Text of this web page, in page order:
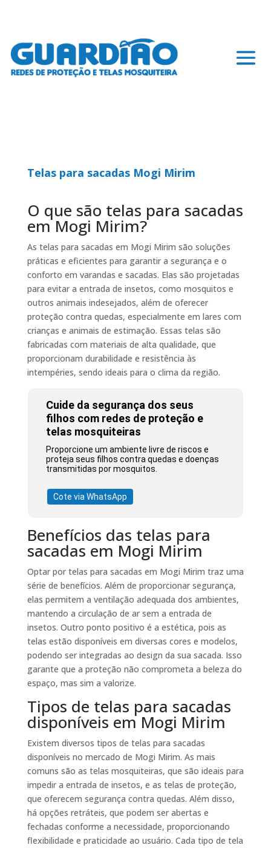
Telas para sacadas Mogi Mirim
O que são telas para sacadas
em Mogi Mirim?
As telas para sacadas em Mogi Mirim são soluções
práticas e eficientes para garantir a segurança e o
conforto em varandas e sacadas. Elas são projetadas
para evitar a entrada de insetos, como mosquitos e
outros animais indesejados, além de oferecer
proteção contra quedas, especialmente em lares com
crianças e animais de estimação. Essas telas são
fabricadas com materiais de alta qualidade, que
proporcionam durabilidade e resistência às
intempéries, sendo ideais para o clima da região.
Cuide da segurança dos seus
filhos com redes de proteção e
telas mosquiteiras
Proporcione um ambiente livre de riscos e
proteja seus filhos contra quedas e doenças
transmitidas por mosquitos.
Cote via WhatsApp
Benefícios das telas para
sacadas em Mogi Mirim
Optar por telas para sacadas em Mogi Mirim traz uma
série de benefícios. Além de proporcionar segurança,
elas permitem a ventilação adequada dos ambientes,
mantendo a circulação de ar sem a entrada de
insetos. Outro ponto positivo é a estética, pois as
telas estão disponíveis em diversas cores e modelos,
podendo ser integradas ao design da sua sacada. Isso
garante que a proteção não comprometa a beleza do
espaço, mas sim a valorize.
Tipos de telas para sacadas
disponíveis em Mogi Mirim
Existem diversos tipos de telas para sacadas
disponíveis no mercado de Mogi Mirim. As mais
comuns são as telas mosquiteiras, que são ideais para
impedir a entrada de insetos, e as telas de proteção,
que oferecem segurança contra quedas. Além disso,
há opções retráteis, que podem ser abertas e
fechadas conforme a necessidade, proporcionando
flexibilidade e praticidade ao usuário. Cada tipo de tela